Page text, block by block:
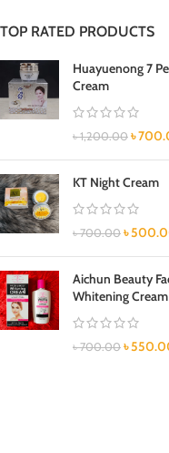
TOP RATED PRODUCTS
Huayuenong 7
Cream
৳1,200.00 ৳
KT Night Cream
৳700.00 ৳
Aichun Beauty
Whitening Cream
৳700.00 ৳